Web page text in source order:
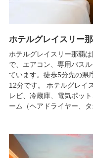
ホテルグレイスリー
ホテルグレイスリー那覇
で、エアコン、専用バス
ています。徒歩5分先の県
12分です。 ホテルグレイ
レビ、冷蔵庫、電気ポッ
ーム（ヘアドライヤー、